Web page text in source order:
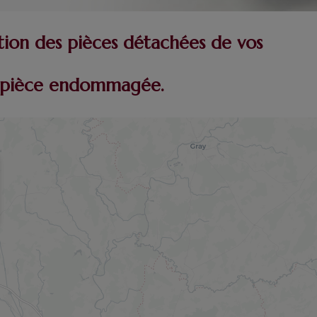
des pièces détachées de vos
endommagée.